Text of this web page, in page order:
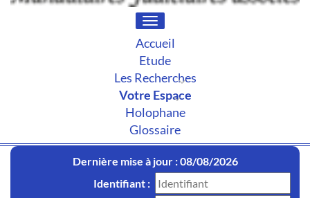
Toggle
navigation
Accueil
Etude
Les Recherches
Votre Espace
Holophane
Glossaire
Dernière mise à jour : 08/08/2026
Identifiant :